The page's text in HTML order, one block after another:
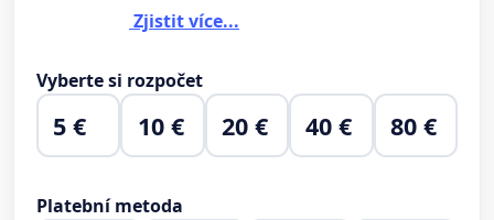
Zjistit více...
Vyberte si rozpočet
5 € 10 € 20 € 40 € 80 €
Platební metoda